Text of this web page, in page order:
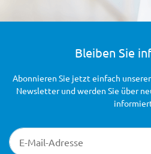
Bleiben Sie
Newsletter-Registrierung
Abonnieren Sie jetzt einfach
Newsletter und werden Sie über